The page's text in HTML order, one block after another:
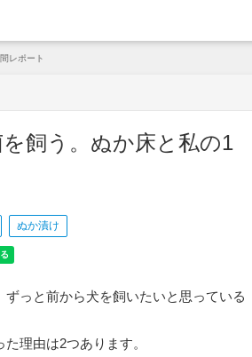
レポート
飼う。ぬか床と私の1
ぬか漬け
っと前から犬を飼いたいと思っている
理由は2つあります。